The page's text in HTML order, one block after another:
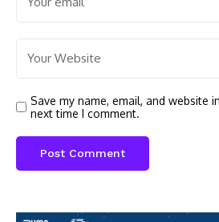
Save my name, email, and website
next time I comment.